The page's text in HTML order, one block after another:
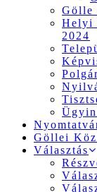
Gölle
Helyi
2024
Göllei
Választás